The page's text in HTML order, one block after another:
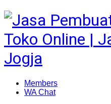
Members
WA Chat